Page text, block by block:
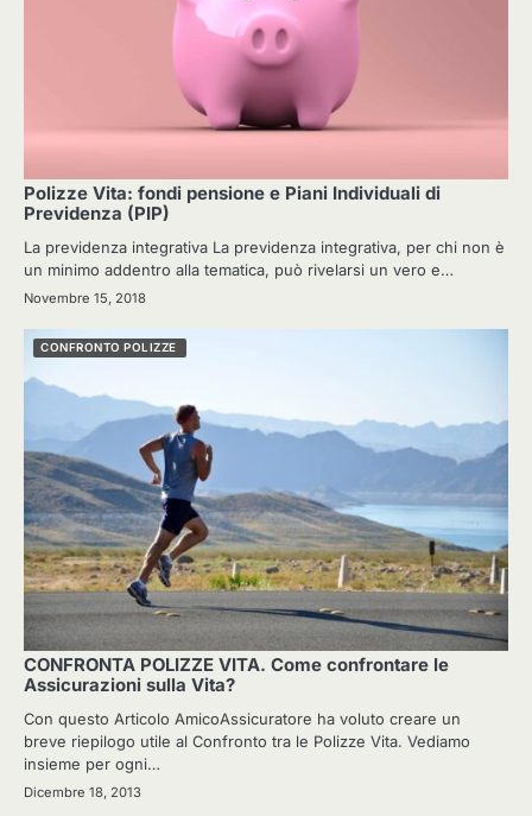
Polizze Vita: fondi pensione e Piani Individuali di
Previdenza (PIP)
La previdenza integrativa La previdenza integrativa, per chi non è
un minimo addentro alla tematica, può rivelarsi un vero e…
Novembre 15, 2018
CONFRONTO POLIZZE
CONFRONTA POLIZZE VITA. Come confrontare le
Assicurazioni sulla Vita?
Con questo Articolo AmicoAssicuratore ha voluto creare un
breve riepilogo utile al Confronto tra le Polizze Vita. Vediamo
insieme per ogni…
Dicembre 18, 2013